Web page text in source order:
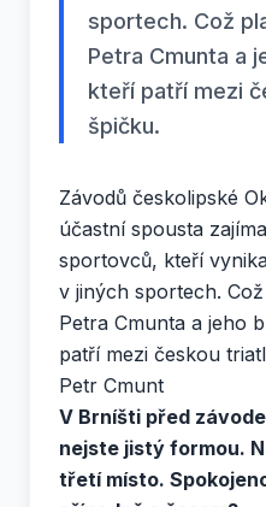
sportech. Což
Petra Cmunta a
kteří patří mezi
špičku.
Závodů českolipské
účastní spousta
sportovců, kteří
v jiných sportech.
Petra Cmunta a jeho
patří mezi českou
Petr Cmunt
V Brníšti před
nejste jistý formou.
třetí místo.